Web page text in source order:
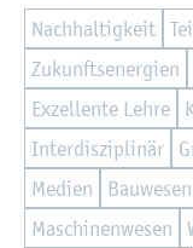
Nach­hal­tig­keit
Zu­kunfts­en­er­gi­en
Ex­zel­len­te Lehre
In­ter­dis­zi­pli­när
Me­di­en
Bau­we­sen
Ma­schi­nen­we­sen